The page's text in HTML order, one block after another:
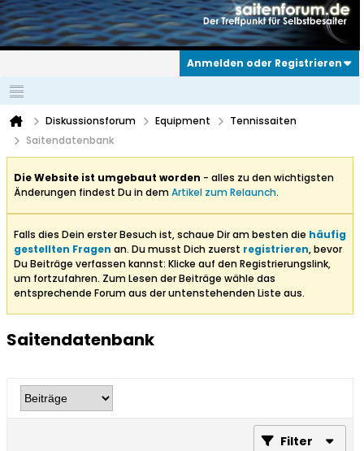
Anmelden oder Registrieren
Diskussionsforum Equipment
Tennissaiten
Saitendatenbank
Die Website ist umgebaut worden - alles zu den wichtigsten
Änderungen findest Du in demArtikel zum Relaunch.
Falls dies Dein erster Besuch ist, schaue Dir am besten die häufig
gestellten Fragen an. Du musst Dich zuerst registrieren, bevor
Du Beiträge verfassen kannst: Klicke auf den Registrierungslink,
um fortzufahren. Zum Lesen der Beiträge wähle das
entsprechende Forum aus der untenstehenden Liste aus.
Saitendatenbank
Filter